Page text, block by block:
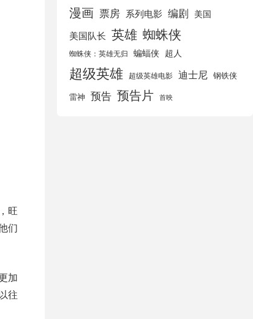
旺
们
加
往
漫画 票房 系列电影 编剧 美国
美国队长 英雄 蜘蛛侠
蜘蛛侠：英雄无归 蝙蝠侠 超人
超级英雄 超级英雄电影 迪士尼 钢铁侠
雷神 预告 预告片 首映